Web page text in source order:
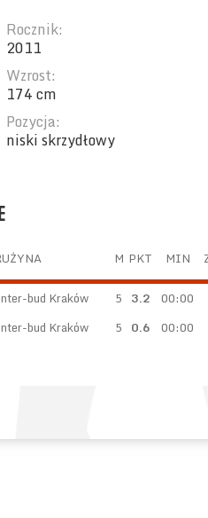
Rocznik:
2011
Wzrost:
174 cm
Pozycja:
niski skrzydłowy
M PKT MIN
bud Kraków 5 3.2 00:00
bud Kraków 5 0.6 00:00